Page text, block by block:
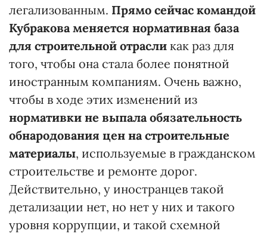
легализованным. Прямо сейчас командой
Кубракова меняется нормативная база
для строительной отрасли как раз для
того, чтобы она стала более понятной
иностранным компаниям. Очень важно,
чтобы в ходе этих изменений из
нормативки не выпала обязательность
обнародования цен на строительные
материалы, используемые в гражданском
строительстве и ремонте дорог.
Действительно, у иностранцев такой
детализации нет, но нет у них и такого
уровня коррупции, и такой схемной